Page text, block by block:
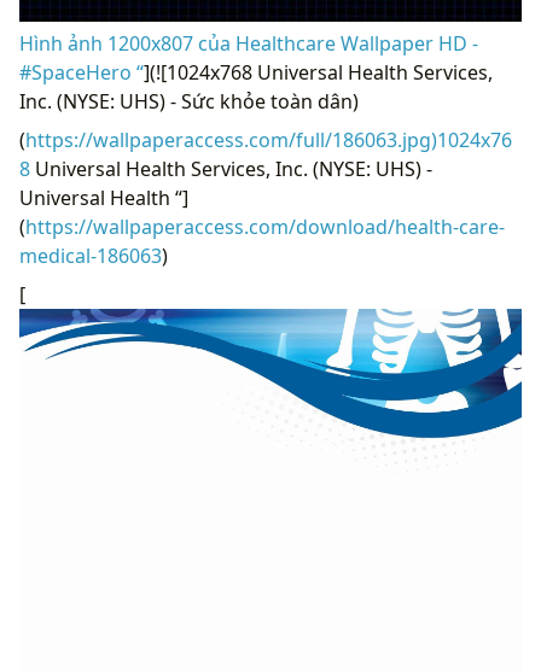
Hình ảnh 1200x807 của Healthcare Wallpaper HD -
#SpaceHero “](![1024x768 Universal Health Services,
Inc. (NYSE: UHS) - Sức khỏe toàn dân)
(https://wallpaperaccess.com/full/186063.jpg)1024x76
8 Universal Health Services, Inc. (NYSE: UHS) -
Universal Health “]
(https://wallpaperaccess.com/download/health-care-
medical-186063)
[